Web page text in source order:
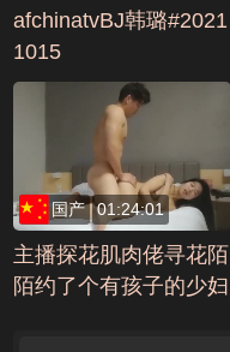
afchinatvBJ韩璐#2021
1015
国产 01:24:01
主播探花肌肉佬寻花陌
陌约了个有孩子的少妇